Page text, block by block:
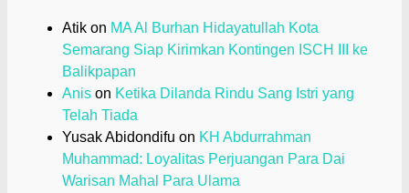
Atik on MA Al Burhan Hidayatullah Kota
Semarang Siap Kirimkan Kontingen ISCH III ke
Balikpapan
Anis on Ketika Dilanda Rindu Sang Istri yang
Telah Tiada
Yusak Abidondifu on KH Abdurrahman
Muhammad: Loyalitas Perjuangan Para Dai
Warisan Mahal Para Ulama